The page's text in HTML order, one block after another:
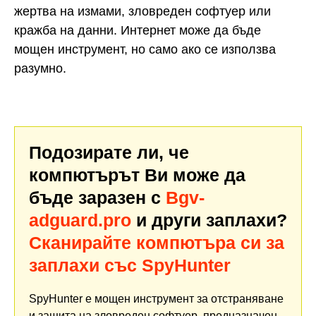
жертва на измами, зловреден софтуер или
кражба на данни. Интернет може да бъде
мощен инструмент, но само ако се използва
разумно.
Подозирате ли, че
компютърът Ви може да
бъде заразен с Bgv-
adguard.pro и други заплахи?
Сканирайте компютъра си за
заплахи със SpyHunter
SpyHunter е мощен инструмент за отстраняване